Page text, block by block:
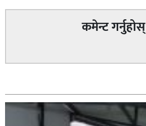
कमेन्ट गर्नुहोस्